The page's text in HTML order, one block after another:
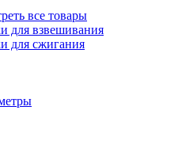
все товары
для взвешивания
для сжигания